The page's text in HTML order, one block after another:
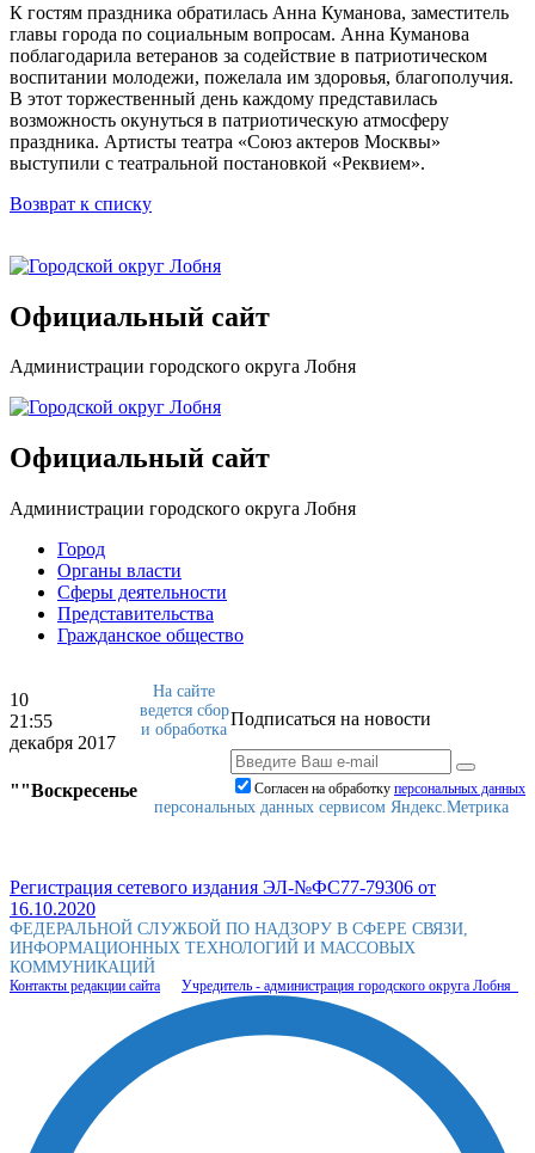
К гостям праздника обратилась Анна Куманова, заместитель
главы города по социальным вопросам. Анна Куманова
поблагодарила ветеранов за содействие в патриотическом
воспитании молодежи, пожелала им здоровья, благополучия.
В этот торжественный день каждому представилась
возможность окунуться в патриотическую атмосферу
праздника. Артисты театра «Союз актеров Москвы»
выступили с театральной постановкой «Реквием».
Возврат к списку
Официальный сайт
Администрации городского округа Лобня
Официальный сайт
Администрации городского округа Лобня
Город
Органы власти
Сферы деятельности
Представительства
Гражданское общество
10
21:55
декабря 2017
""Воскресенье
Подписаться на новости
Согласен на обработку персональныx данных
На сайте
ведется сбор
и обработка
персональных данных сервисом Яндекс.Метрика
Регистрация сетевого издания ЭЛ-№ФС77-79306 от
16.10.2020
ФЕДЕРАЛЬНОЙ СЛУЖБОЙ ПО НАДЗОРУ В СФЕРЕ СВЯЗИ,
ИНФОРМАЦИОННЫХ ТЕХНОЛОГИЙ И МАССОВЫХ
КОММУНИКАЦИЙ
Контакты редакции сайта Учредитель - администрация городского округа Лобня